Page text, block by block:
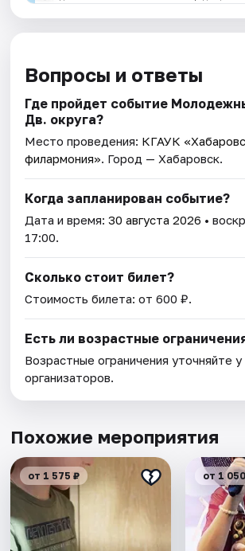
Вопросы и ответы
Где пройдет событие
Дв. округа?
Место проведения: КГАУК
филармония». Город — Хабаровск.
Когда запланирован событие?
Дата и время:30 августа 2026 •
17:00.
Сколько стоит билет?
Стоимость билета: от 600 ₽.
Есть ли возрастные
Возрастные ограничения уточняйте у
организаторов.
Похожие мероприятия
от 1 575 ₽ от 1